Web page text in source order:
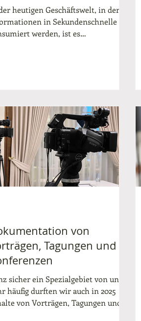
heutigen Geschäftswelt, in der
in Sekundenschnelle
werden, ist es
schaffen Sie nicht nur
sondern auch
und emotionale Bindung zu
Zielgruppe. In diesem Beitrag
Sie, warum visuelle
so
ist
von
Tagungen und
sicher ein Spezialgebiet von uns.
häufig durften wir auch in 2025
von Vorträgen, Tagungen und